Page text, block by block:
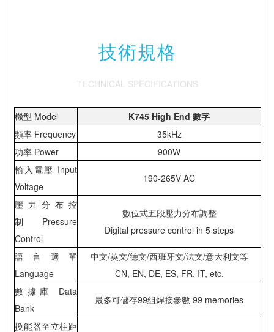
技術規格
TECHNICAL SPECIFICATIONS
機型 Model
K745 High End 數字
頻率 Frequency
35kHz
功率 Power
900W
輸入電壓 Input
Voltage
190-265V AC
壓力分布控
制 Pressure
Control
數位式五段壓力分布調整
Digital pressure control in 5 steps
語言選單
Language
中文/英文/德文/西班牙文/法文/意大利文等
CN, EN, DE, ES, FR, IT, etc.
數據庫 Data
Bank
最多可儲存99組焊接參數 99 memories
換能器至立柱距